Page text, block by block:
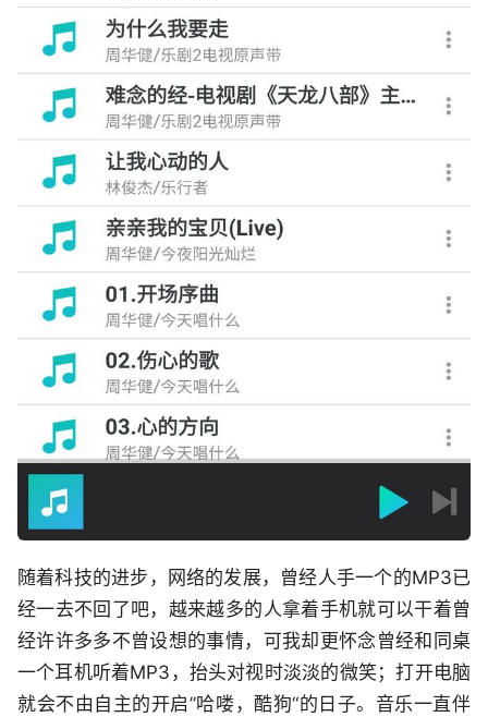
随着科技的进步，网络的发展，曾经人手一个的MP3已
经一去不回了吧，越来越多的人拿着手机就可以干着曾
经许许多多不曾设想的事情，可我却更怀念曾经和同桌
一个耳机听着MP3，抬头对视时淡淡的微笑；打开电脑
就会不由自主的开启”哈喽，酷狗“的日子。音乐一直伴